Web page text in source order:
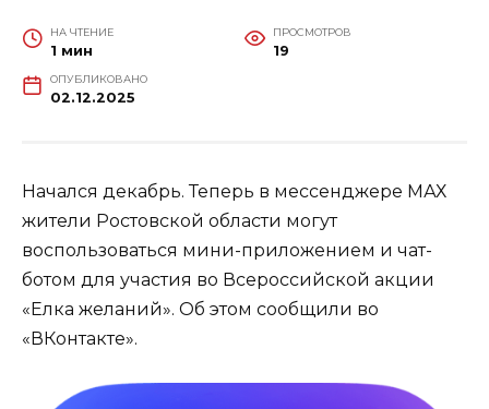
НА ЧТЕНИЕ
1 мин
ПРОСМОТРОВ
19
ОПУБЛИКОВАНО
02.12.2025
Начался декабрь. Теперь в мессенджере МАХ
жители Ростовской области могут
воспользоваться мини-приложением и чат-
ботом для участия во Всероссийской акции
«Елка желаний». Об этом сообщили во
«ВКонтакте».